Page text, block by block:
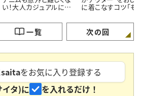
い！大人カジュアルに着
術」
に着こなすコツ「も
一覧 次の回
saitaをお気に入り登録する
タ)に
を入れるだけ！